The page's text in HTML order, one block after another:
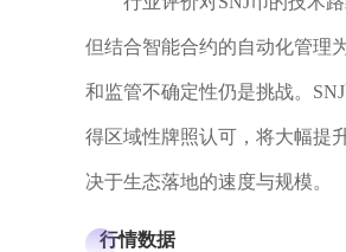
但结合智能合约的自动化管理
和监管不确定性仍是挑战。
得区域性牌照认可，将大幅提
决于生态落地的速度与规模。
行情数据